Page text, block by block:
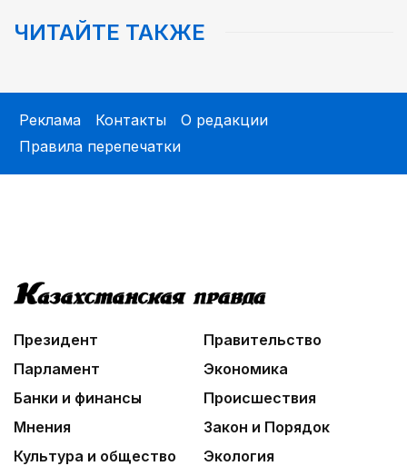
05:30
Легендарная велогонка
06:00
Познавательно и безопасно
Взгляд со стороны
ЧИТАЙТЕ ТАКЖЕ
Реклама Контакты
О редакции
Правила перепечатки
Президент
Правительство
Парламент
Экономика
Банки и финансы
Происшествия
Мнения
Закон и Порядок
Культура и общество
Экология